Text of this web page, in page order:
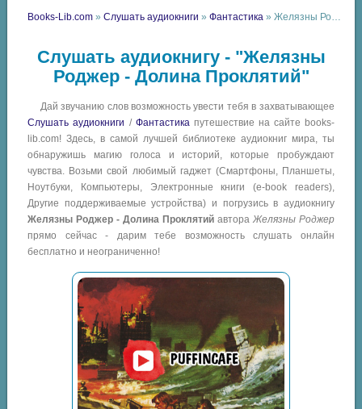
Books-Lib.com »Слушать аудиокниги »Фантастика » Желязны Роджер - Долина Проклятий
Слушать аудиокнигу - "Желязны
Роджер - Долина Проклятий"
Дай звучанию слов возможность увести тебя в захватывающее
Слушать аудиокниги / Фантастикапутешествие на сайте books-
lib.com! Здесь, в самой лучшей библиотеке аудиокниг мира, ты
обнаружишь магию голоса и историй, которые пробуждают
чувства. Возьми свой любимый гаджет (Смартфоны, Планшеты,
Ноутбуки, Компьютеры, Электронные книги (e-book readers),
Другие поддерживаемые устройства) и погрузись в аудиокнигу
Желязны Роджер - Долина Проклятийавтора Желязны Роджер
прямо сейчас - дарим тебе возможность слушать онлайн
бесплатно и неограниченно!